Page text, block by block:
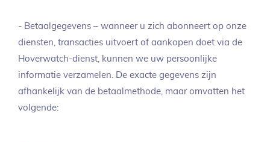
- Betaalgegevens – wanneer u zich abonneert op onze
diensten, transacties uitvoert of aankopen doet via de
Hoverwatch-dienst, kunnen we uw persoonlijke
informatie verzamelen. De exacte gegevens zijn
afhankelijk van de betaalmethode, maar omvatten het
volgende: